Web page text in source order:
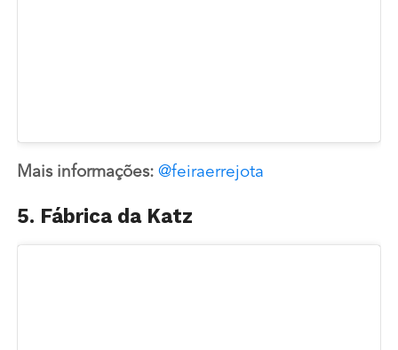
Mais informações: @feiraerrejota
5. Fábrica da Katz